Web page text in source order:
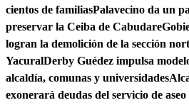
cientos de familiasPalavecino da un
preservar la Ceiba de Cabudare
logran la demolición de la sección
YacuralDerby Guédez impulsa
alcaldía, comunas y universidades
exonerará deudas del servicio de